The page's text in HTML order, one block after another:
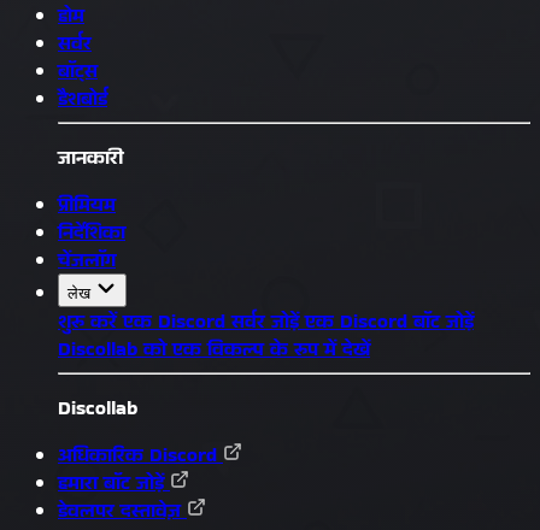
होम
सर्वर
बॉट्स
डैशबोर्ड
जानकारी
प्रीमियम
निर्देशिका
चेंजलॉग
लेख
शुरू करेंएक Discord सर्वर जोड़ेंएक Discord बॉट जोड़ें
Discollab को एक विकल्प के रूप में देखें
Discollab
अधिकारिक Discord
हमारा बॉट जोड़ें
डेवलपर दस्तावेज़